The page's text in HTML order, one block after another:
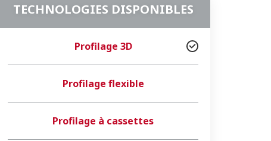
TECHNOLOGIES DISPONIBLES
Profilage 3D
Profilage flexible
Profilage à cassettes